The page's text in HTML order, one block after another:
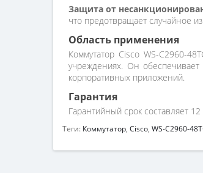
Защита от
что предотвращает случайное
Область применения
Коммутатор Cisco WS-C2960-
учреждениях. Он
корпоративных приложений.
Гарантия
Гарантийный срок составляет
Теги: Коммутатор, Cisco, WS-C2960-